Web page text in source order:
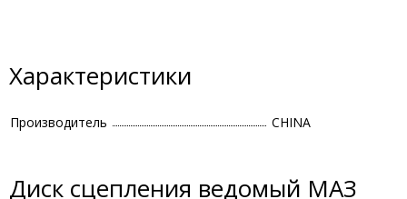
Характеристики
Производитель CHINA
Диск сцепления ведомый МАЗ